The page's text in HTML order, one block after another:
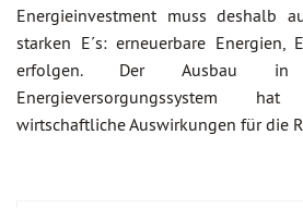
Energieinvestment muss deshalb
starken E´s: erneuerbare Energien,
erfolgen. Der Ausbau in
Energieversorgungssystem
wirtschaftliche Auswirkungen für die